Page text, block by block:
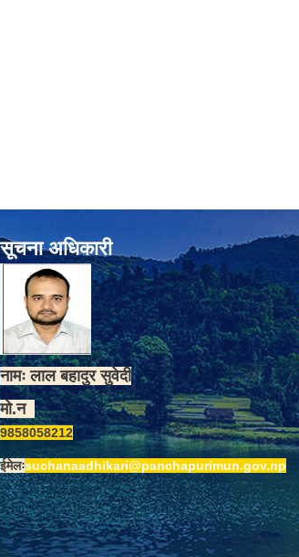
सूचना अधिकारी
नामः लाल बहादुर सुवेदी
मो.न
9858058212
ईमेलःsuchanaadhikari@panchapurimun.gov.np